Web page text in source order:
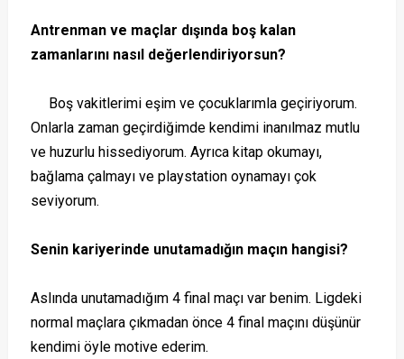
Antrenman ve maçlar dışında boş kalan
zamanlarını nasıl değerlendiriyorsun?
Boş vakitlerimi eşim ve çocuklarımla geçiriyorum.
Onlarla zaman geçirdiğimde kendimi inanılmaz mutlu
ve huzurlu hissediyorum. Ayrıca kitap okumayı,
bağlama çalmayı ve playstation oynamayı çok
seviyorum.
Senin kariyerinde unutamadığın maçın hangisi?
Aslında unutamadığım 4 final maçı var benim. Ligdeki
normal maçlara çıkmadan önce 4 final maçını düşünür
kendimi öyle motive ederim.